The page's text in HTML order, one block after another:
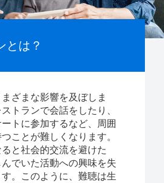
とは？
ざまな影響を及ぼしま
トランで会話をしたり、
トに参加するなど、周囲
ことが難しくなります。
と社会的交流を避けた
でいた活動への興味を失
。このように、難聴は生